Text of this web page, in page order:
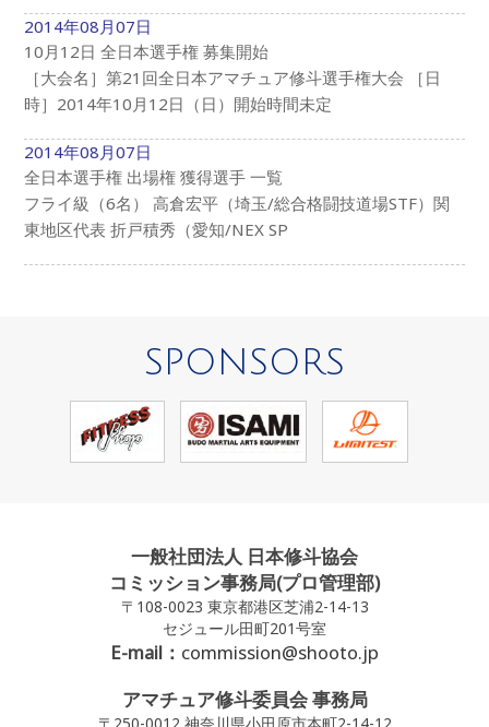
2014年08月07日
10月12日 全日本選手権 募集開始
［大会名］第21回全日本アマチュア修斗選手権大会 ［日
時］2014年10月12日（日）開始時間未定
2014年08月07日
全日本選手権 出場権 獲得選手 一覧
フライ級（6名） 高倉宏平（埼玉/総合格闘技道場STF）関
東地区代表 折戸積秀（愛知/NEX SP
SPONSORS
一般社団法人 日本修斗協会
コミッション事務局(プロ管理部)
〒108-0023 東京都港区芝浦2-14-13
セジュール田町201号室
E-mail： commission@shooto.jp
アマチュア修斗委員会 事務局